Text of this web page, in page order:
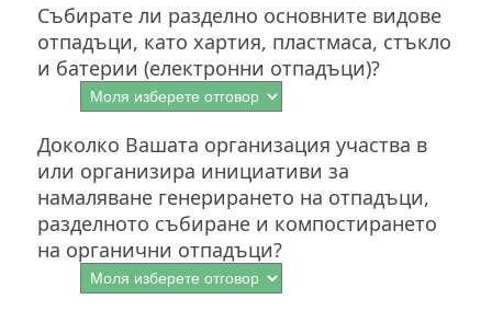
Събирате ли разделно основните видове
отпадъци, като хартия, пластмаса, стъкло
и батерии (електронни отпадъци)?
Доколко Вашата организация участва в
или организира инициативи за
намаляване генерирането на отпадъци,
разделното събиране и компостирането
на органични отпадъци?